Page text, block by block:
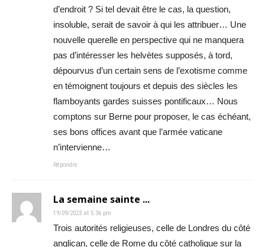
d’endroit ? Si tel devait être le cas, la question,
insoluble, serait de savoir à qui les attribuer… Une
nouvelle querelle en perspective qui ne manquera
pas d’intéresser les helvètes supposés, à tord,
dépourvus d’un certain sens de l’exotisme comme
en témoignent toujours et depuis des siècles les
flamboyants gardes suisses pontificaux… Nous
comptons sur Berne pour proposer, le cas échéant,
ses bons offices avant que l’armée vaticane
n’intervienne…
Répondre
La semaine sainte ...
19/09/2023 at 5:36 pm
Trois autorités religieuses, celle de Londres du côté
anglican, celle de Rome du côté catholique sur la